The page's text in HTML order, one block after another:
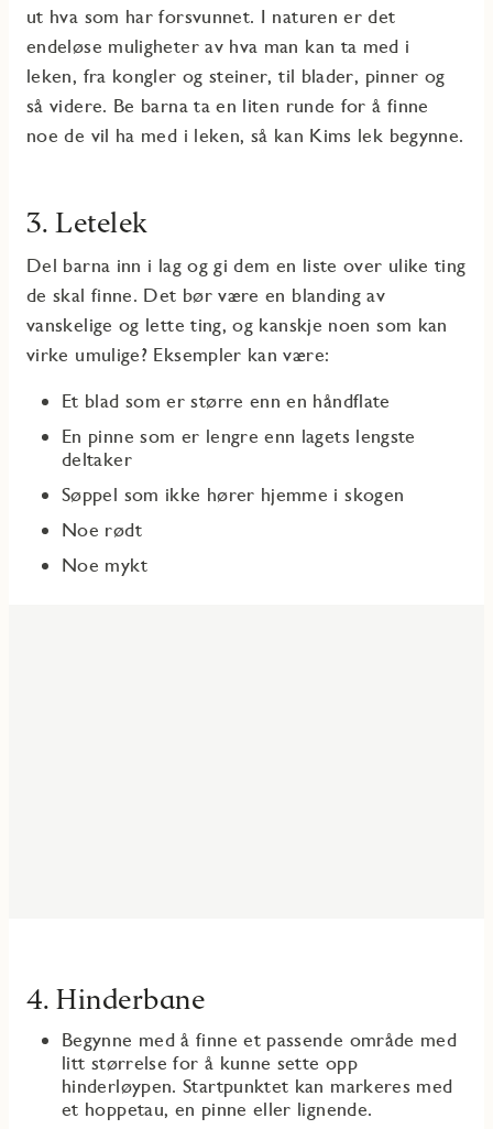
ut hva som har forsvunnet. I naturen er det
endeløse muligheter av hva man kan ta med i
leken, fra kongler og steiner, til blader, pinner og
så videre. Be barna ta en liten runde for å finne
noe de vil ha med i leken, så kan Kims lek begynne.
3. Letelek
Del barna inn i lag og gi dem en liste over ulike ting
de skal finne. Det bør være en blanding av
vanskelige og lette ting, og kanskje noen som kan
virke umulige? Eksempler kan være:
Et blad som er større enn en håndflate
En pinne som er lengre enn lagets lengste
deltaker
Søppel som ikke hører hjemme i skogen
Noe rødt
Noe mykt
4. Hinderbane
Begynne med å finne et passende område med
litt størrelse for å kunne sette opp
hinderløypen. Startpunktet kan markeres med
et hoppetau, en pinne eller lignende.